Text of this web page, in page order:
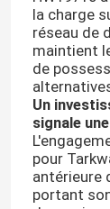
Visite
Contrôle
Contact
la charge
réseau de
maintient
de
Un
signale
pour
antérieure
portant